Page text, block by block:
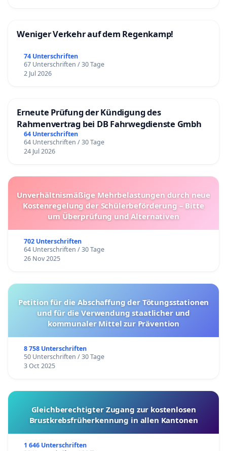
Weniger Verkehr auf dem Regenkamp!
74 Unterschriften
67 Unterschriften / 30 Tage
2 Jul 2026
Erneute Prüfung der Kündigung des
Rahmenvertrag bei DB Fahrwegdienste Gmbh
64 Unterschriften
64 Unterschriften / 30 Tage
24 Jul 2026
Unverhältnismäßige Mehrbelastungen durch neue
Kostenregelung der Schülerbeförderung – Bitte
um Überprüfung und Alternativen
702 Unterschriften
64 Unterschriften / 30 Tage
26 Nov 2025
Petition für die Abschaffung der Tötungsstationen
und für die Verwendung staatlicher und
kommunaler Mittel zur Prävention
8 758 Unterschriften
50 Unterschriften / 30 Tage
3 Oct 2025
Gleichberechtigter Zugang zur kostenlosen
Brustkrebsfrüherkennung in allen Kantonen
1 646 Unterschriften